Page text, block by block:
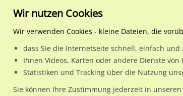
Wähle den Werbestandort:
Wir nutzen Cookies
Wir verwenden Cookies - kleine Dateien, die
dass Sie die Internetseite schnell, einfach
Ihnen Videos, Karten oder andere Dienste
Statistiken und Tracking über die Nutzung
Sie können Ihre Zustimmung jederzeit in unseren